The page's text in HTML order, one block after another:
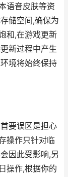
语音皮肤等资
储空间,确保为
和,在游戏更新
新过程中产生
境将始终保持
要误区是担心
操作只针对临
因此受影响,另
操作,根据你的